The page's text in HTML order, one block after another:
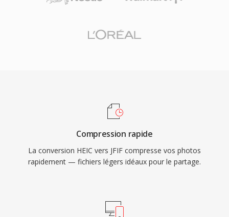
Compression rapide
La conversion HEIC vers JFIF compresse vos photos
rapidement — fichiers légers idéaux pour le partage.